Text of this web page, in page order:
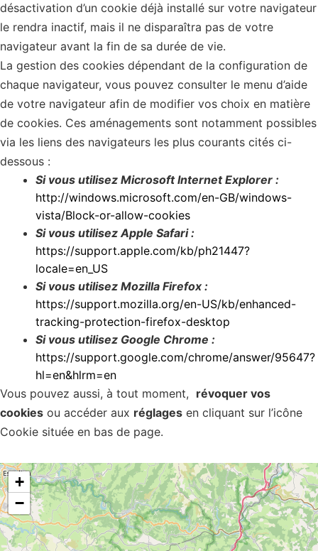
désactivation d’un cookie déjà installé sur votre navigateur
le rendra inactif, mais il ne disparaîtra pas de votre
navigateur avant la fin de sa durée de vie.
La gestion des cookies dépendant de la configuration de
chaque navigateur, vous pouvez consulter le menu d’aide
de votre navigateur afin de modifier vos choix en matière
de cookies. Ces aménagements sont notamment possibles
via les liens des navigateurs les plus courants cités ci-
dessous :
Si vous utilisez Microsoft Internet Explorer :
http://windows.microsoft.com/en-GB/windows-
vista/Block-or-allow-cookies
Si vous utilisez Apple Safari :
https://support.apple.com/kb/ph21447?
locale=en_US
Si vous utilisez Mozilla Firefox :
https://support.mozilla.org/en-US/kb/enhanced-
tracking-protection-firefox-desktop
Si vous utilisez Google Chrome :
https://support.google.com/chrome/answer/95647?
hl=en&hlrm=en
Vous pouvez aussi, à tout moment, révoquer vos
cookies ou accéder aux réglages en cliquant sur l’icône
Cookie située en bas de page.
+
−